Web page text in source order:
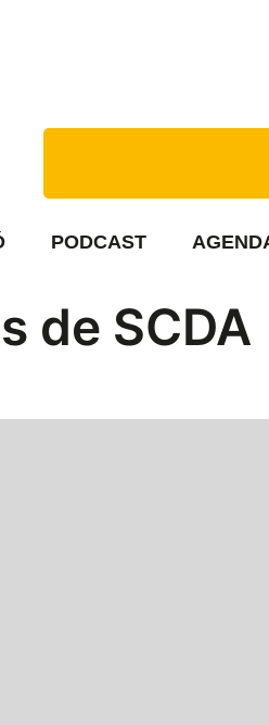
PODCAST
de SCDA